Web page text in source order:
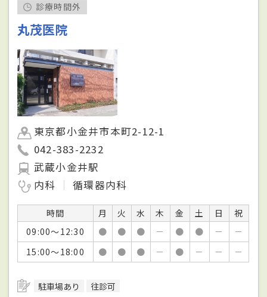
診療時間外
丸茂医院
東京都小金井市本町2-12-1
042-383-2232
武蔵小金井駅
内科
循環器内科
時間 月 火 水 木 金 土 日
祝
09:00～12:30
● ● ● － ● ● －
－
15:00～18:00
● ● ● － ● － － －
駐車場あり
往診可